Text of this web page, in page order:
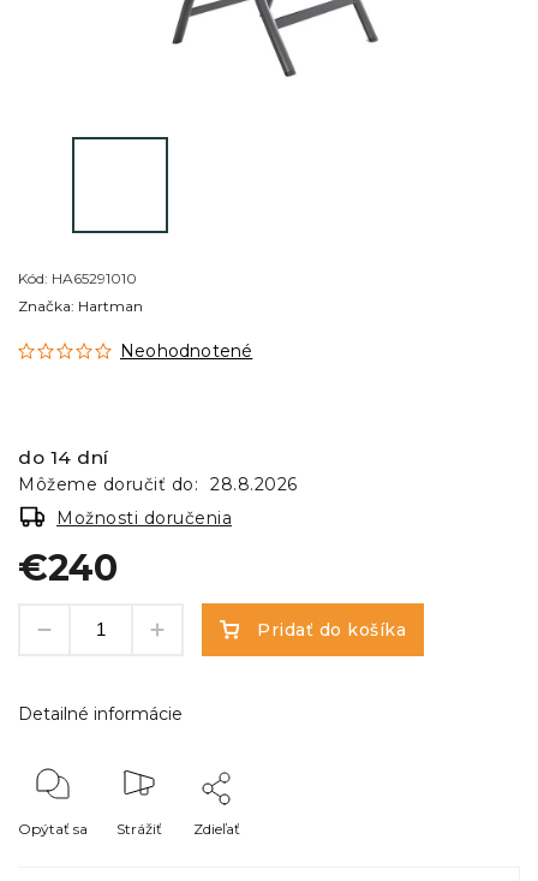
Kód: HA65291010
Neohodnotené
Značka: Hartman
€240
do 14 dní
Môžeme doručiť do:
28.8.2026
Možnosti doručenia
Pridať do košíka
Detailné informácie
Opýtať sa Strážiť Zdieľať